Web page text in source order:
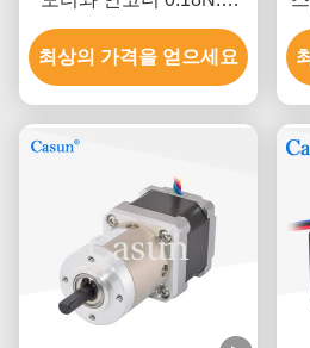
1.0A
최상의 가격을 얻으세요